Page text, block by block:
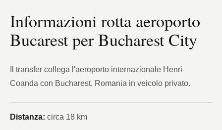
Informazioni rotta aeroporto
Bucarest per Bucharest City
Il transfer collega l'aeroporto internazionale Henri
Coanda con Bucharest, Romania in veicolo privato.
Distanza: circa 18 km